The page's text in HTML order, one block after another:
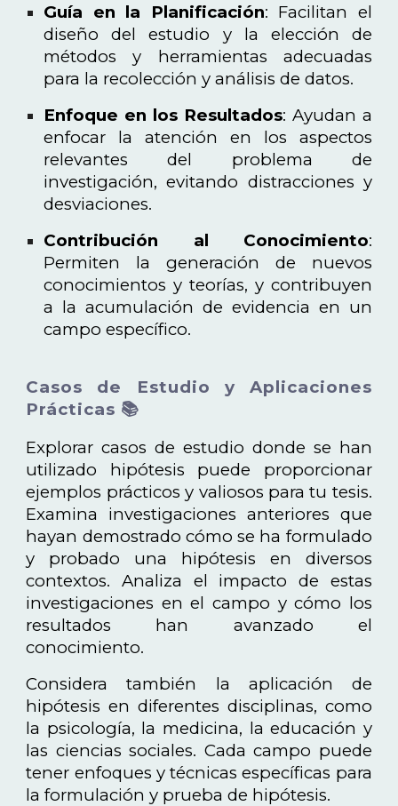
Guía en la Planificación: Facilitan el
diseño del estudio y la elección de
métodos y herramientas adecuadas
para la recolección y análisis de datos.
Enfoque en los Resultados: Ayudan a
enfocar la atención en los aspectos
relevantes del problema de
investigación, evitando distracciones y
desviaciones.
Contribución al Conocimiento:
Permiten la generación de nuevos
conocimientos y teorías, y contribuyen
a la acumulación de evidencia en un
campo específico.
Casos de Estudio y Aplicaciones
Prácticas 📚
Explorar casos de estudio donde se han
utilizado hipótesis puede proporcionar
ejemplos prácticos y valiosos para tu tesis.
Examina investigaciones anteriores que
hayan demostrado cómo se ha formulado
y probado una hipótesis en diversos
contextos. Analiza el impacto de estas
investigaciones en el campo y cómo los
resultados han avanzado el
conocimiento.
Considera también la aplicación de
hipótesis en diferentes disciplinas, como
la psicología, la medicina, la educación y
las ciencias sociales. Cada campo puede
tener enfoques y técnicas específicas para
la formulación y prueba de hipótesis.